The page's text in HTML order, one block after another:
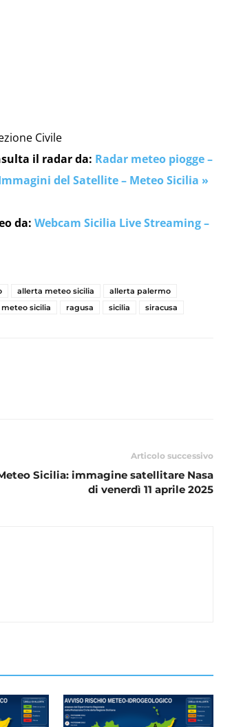
Civile
il radar da: Radar meteo piogge –
del Satellite – Meteo Sicilia »
da: Webcam Sicilia Live Streaming –
allerta meteo sicilia
allerta palermo
meteo sicilia ragusa sicilia siracusa
Articolo successivo
Sicilia: immagine satellitare Nasa
di venerdì 11 aprile 2025